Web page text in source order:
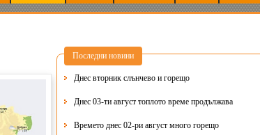
Последни новини
Днес вторник слънчево и горещо
Днес 03-ти август топлото време продължава
Времето днес 02-ри август много горещо